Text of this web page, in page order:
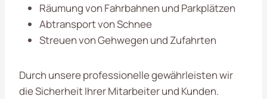
Räumung von Fahrbahnen und Parkplätzen
Abtransport von Schnee
Streuen von Gehwegen und Zufahrten
Durch unsere professionellegewährleisten wir
die Sicherheit Ihrer Mitarbeiter und Kunden.